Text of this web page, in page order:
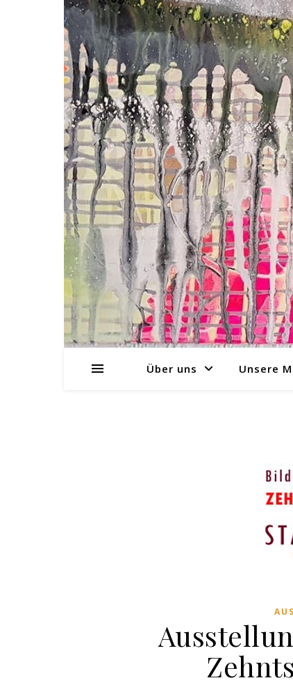
Über uns Unsere